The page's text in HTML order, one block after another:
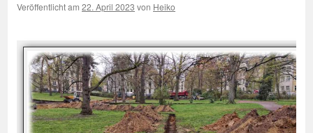
Veröffentlicht am 22. April 2023 von Heiko